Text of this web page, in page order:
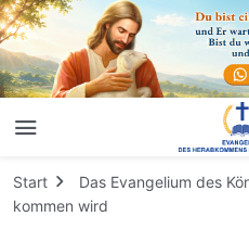
Start Das Evangelium des
kommen wird